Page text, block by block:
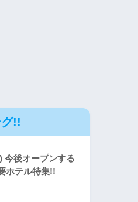
!!
今後オープンする
ホテル特集!!